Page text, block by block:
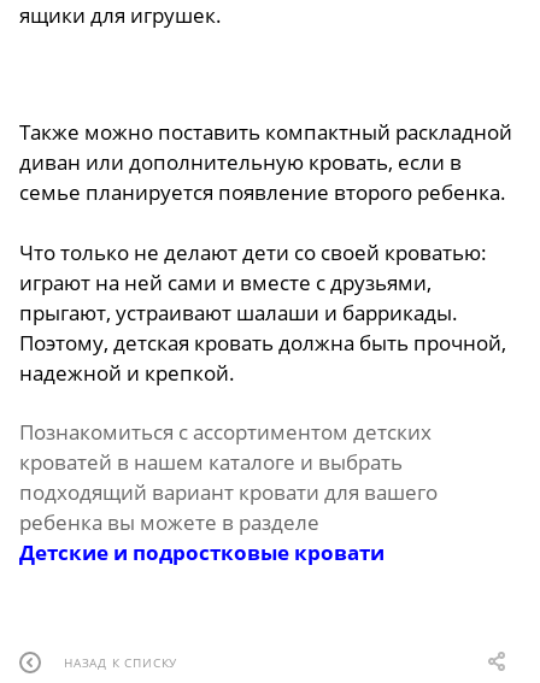
ящики для игрушек.
Также можно поставить компактный раскладной
диван или дополнительную кровать, если в
семье планируется появление второго ребенка.
Что только не делают дети со своей кроватью:
играют на ней сами и вместе с друзьями,
прыгают, устраивают шалаши и баррикады.
Поэтому, детская кровать должна быть прочной,
надежной и крепкой.
Познакомиться с ассортиментом детских
кроватей в нашем каталоге и выбрать
подходящий вариант кровати для вашего
ребенка вы можете в разделе
Детские и подростковые кровати
НАЗАД К СПИСКУ